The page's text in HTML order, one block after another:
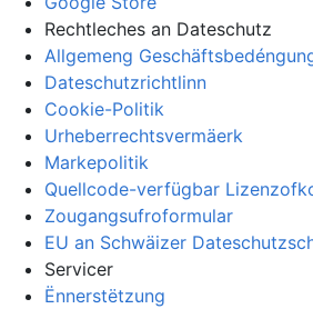
Rechtleches an Dateschutz
Allgemeng
Dateschutzrichtlinn
Cookie-Politik
Urheberrechtsvermäerk
Markepolitik
Quellcode-verfügbar
Zougangsufroformular
EU an Schwäizer
Servicer
Ënnerstëtzung